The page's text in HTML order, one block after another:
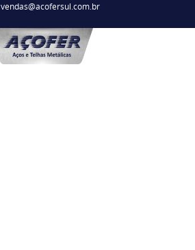
vendas@acofersul.com.br